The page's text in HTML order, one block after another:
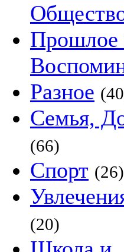
Прошлое
Разное
Семья,
(66)
Спорт (26)
(20)